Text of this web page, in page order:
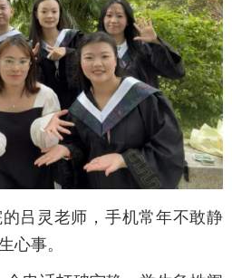
吕灵老师，手机常年不敢静
心事。